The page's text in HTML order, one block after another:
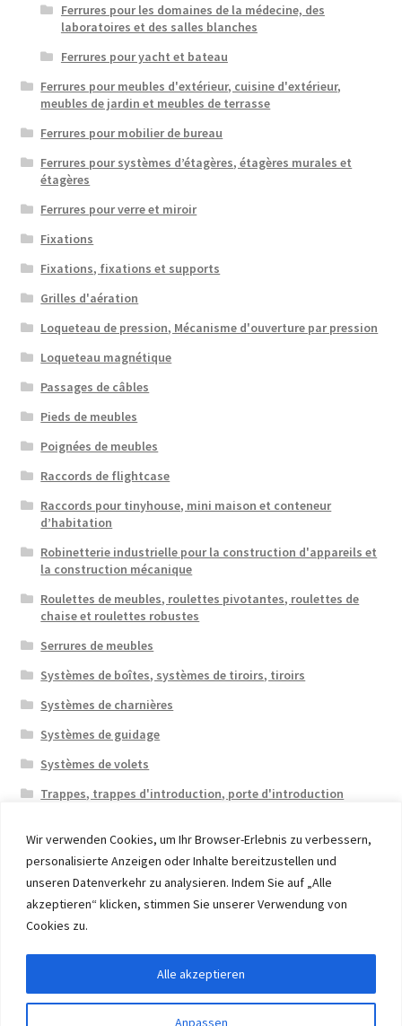
Wir verwenden Cookies, um Ihr Browser-Erlebnis zu verbessern,
personalisierte Anzeigen oder Inhalte bereitzustellen und
unseren Datenverkehr zu analysieren. Indem Sie auf „Alle
akzeptieren“ klicken, stimmen Sie unserer Verwendung von
Cookies zu.
Anpassen
Alle akzeptieren
Ferrures pour les domaines de la médecine, des
laboratoires et des salles blanches
Ferrures pour yacht et bateau
Ferrures pour meubles d'extérieur, cuisine d'extérieur,
meubles de jardin et meubles de terrasse
Ferrures pour mobilier de bureau
Ferrures pour systèmes d’étagères, étagères murales et
étagères
Ferrures pour verre et miroir
Fixations
Fixations, fixations et supports
Grilles d'aération
Loqueteau de pression, Mécanisme d'ouverture par pression
Loqueteau magnétique
Passages de câbles
Pieds de meubles
Poignées de meubles
Raccords de flightcase
Raccords pour tinyhouse, mini maison et conteneur
d’habitation
Robinetterie industrielle pour la construction d'appareils et
la construction mécanique
Roulettes de meubles, roulettes pivotantes, roulettes de
chaise et roulettes robustes
Serrures de meubles
Systèmes de boîtes, systèmes de tiroirs, tiroirs
Systèmes de charnières
Systèmes de guidage
Systèmes de volets
Trappes, trappes d'introduction, porte d'introduction
© 2026 Eruon Trade UG, Germany, member of the ERUON